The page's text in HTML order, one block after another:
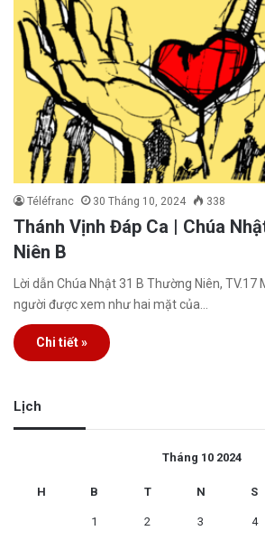
Téléfranc 30 Tháng 10, 2024 338
Thánh Vịnh Đáp Ca | Chúa
Niên B
Lời dẫn Chúa Nhật 31 B Thường Niên, TV.17
người được xem như hai mặt của…
Chi tiết »
Lịch
Tháng 10 2024
H B T N S
1 2 3 4